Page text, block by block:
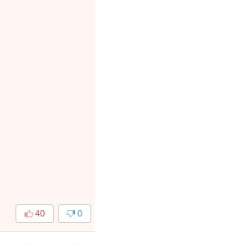
0
40